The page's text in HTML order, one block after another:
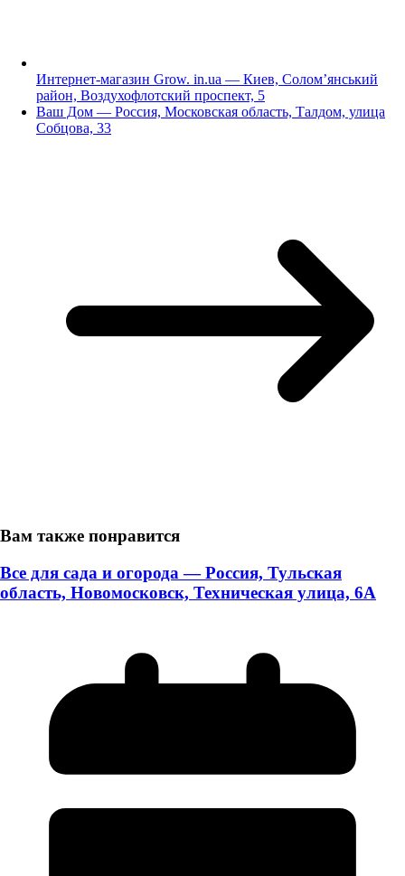
Интернет-магазин Grow. in.ua — Киев, Солом’янський
район, Воздухофлотский проспект, 5
Ваш Дом — Россия, Московская область, Талдом, улица
Собцова, 33
Вам также понравится
Все для сада и огорода — Россия, Тульская
область, Новомосковск, Техническая улица, 6А